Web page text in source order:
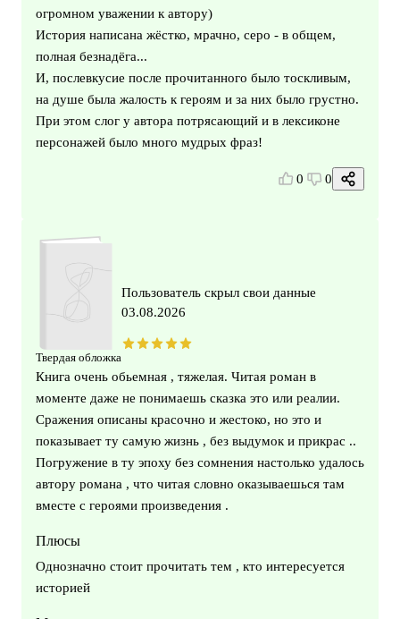
огромном уважении к автору)
История написана жёстко, мрачно, серо - в общем,
полная безнадёга...
И, послевкусие после прочитанного было тоскливым,
на душе была жалость к героям и за них было грустно.
При этом слог у автора потрясающий и в лексиконе
персонажей было много мудрых фраз!
0 0
Твердая обложка
Пользователь скрыл свои данные
03.08.2026
Книга очень обьемная , тяжелая. Читая роман в
моменте даже не понимаешь сказка это или реалии.
Сражения описаны красочно и жестоко, но это и
показывает ту самую жизнь , без выдумок и прикрас ..
Погружение в ту эпоху без сомнения настолько удалось
автору романа , что читая словно оказываешься там
вместе с героями произведения .
Плюсы
Однозначно стоит прочитать тем , кто интересуется
историей